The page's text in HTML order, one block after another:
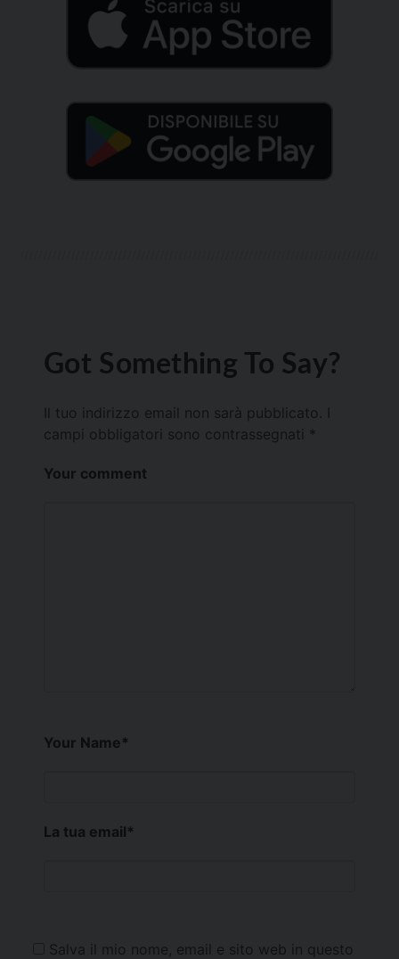
Got Something To Say?
Il tuo indirizzo email non sarà pubblicato.
campi obbligatori sono contrassegnati *
Your comment
Your Name*
La tua email*
Salva il mio nome, email e sito web in questo